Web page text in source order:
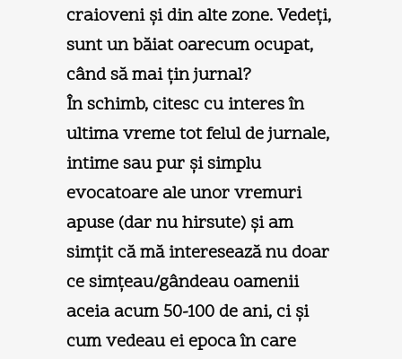
craioveni şi din alte zone. Vedeţi,
sunt un băiat oarecum ocupat,
când să mai ţin jurnal?
În schimb, citesc cu interes în
ultima vreme tot felul de jurnale,
intime sau pur şi simplu
evocatoare ale unor vremuri
apuse (dar nu hirsute) şi am
simţit că mă interesează nu doar
ce simţeau/gândeau oamenii
aceia acum 50-100 de ani, ci şi
cum vedeau ei epoca în care